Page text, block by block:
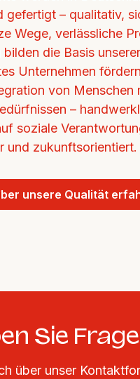
gefertigt – qualitativ,
Wege, verlässliche
bilden die Basis
Unternehmen
von Menschen
–
soziale
und zukunftsorientiert.
unsere Qualität
Sie
über unser